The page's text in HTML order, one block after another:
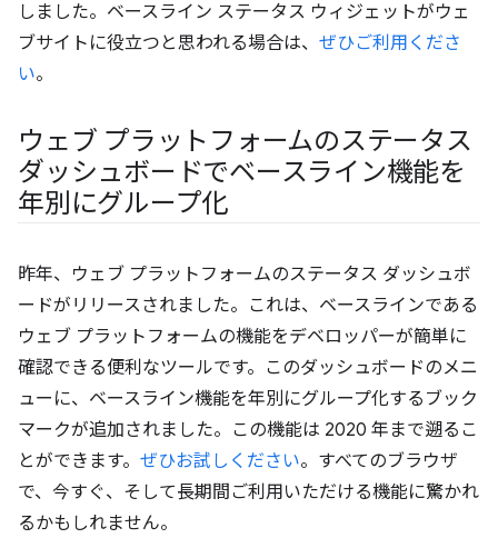
しました。ベースライン ステータス ウィジェットがウェ
ブサイトに役立つと思われる場合は、 ぜひご利用くださ
い。
ウェブ プラットフォームのステータス
ダッシュボードでベースライン機能を
年別にグループ化
昨年、ウェブ プラットフォームのステータス ダッシュボ
ードがリリースされました。これは、ベースラインである
ウェブ プラットフォームの機能をデベロッパーが簡単に
確認できる便利なツールです。このダッシュボードのメニ
ューに、ベースライン機能を年別にグループ化するブック
マークが追加されました。この機能は 2020 年まで遡るこ
とができます。 ぜひお試しください。すべてのブラウザ
で、今すぐ、そして長期間ご利用いただける機能に驚かれ
るかもしれません。